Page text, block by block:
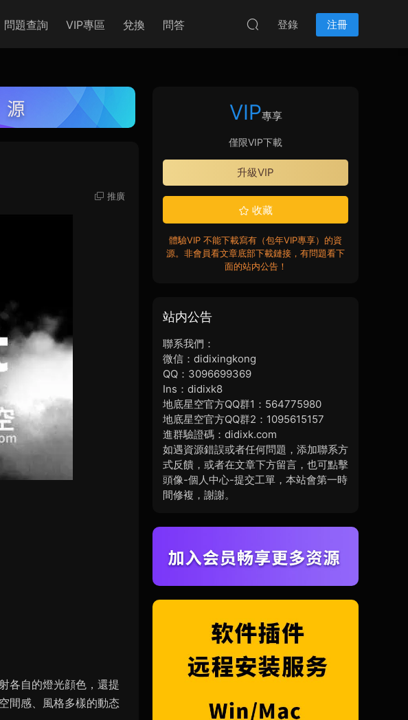
問題查詢 VIP專區 兌換 問答 登錄 注冊
推廣
各自的燈光顔色，還提
間感、風格多樣的動态
VIP專享
僅限VIP下載
升級VIP
收藏
體驗VIP 不能下載寫有（包年VIP專享）的資
源。非會員看文章底部下載鏈接，有問題看下
面的站内公告！
站内公告
聯系我們：
微信：didixingkong
QQ：3096699369
Ins：didixk8
地底星空官方QQ群1：564775980
地底星空官方QQ群2：1095615157
進群驗證碼：didixk.com
如遇資源錯誤或者任何問題，添加聯系方
式反饋，或者在文章下方留言，也可點擊
頭像-個人中心-提交工單，本站會第一時
間修複，謝謝。